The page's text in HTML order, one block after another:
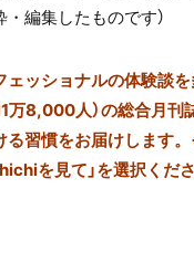
編集したものです）
ェッショナルの体験談
万8,000人）の総合月刊
る習慣をお届けします
を見て」を選択くだ